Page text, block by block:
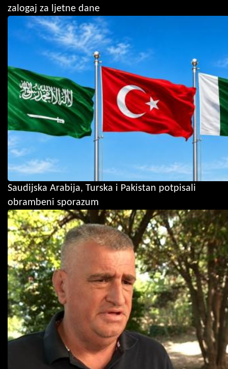
zalogaj za ljetne dane
Saudijska Arabija, Turska i Pakistan potpisali
obrambeni sporazum